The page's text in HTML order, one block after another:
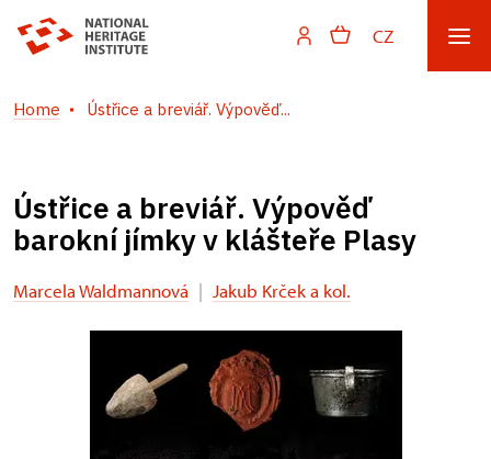
CZ
Home Ústřice a breviář. Výpověď...
Ústřice a breviář. Výpověď
barokní jímky v klášteře Plasy
Marcela Waldmannová | Jakub Krček a kol.